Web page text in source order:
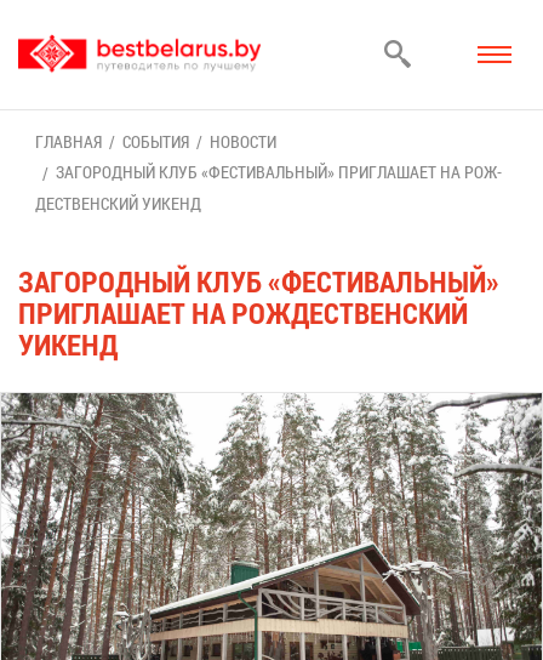
ГЛАВ­НАЯ СО­БЫ­ТИЯ
НО­ВО­СТИ
ЗА­ГО­РОД­НЫЙ КЛУБ «ФЕ­СТИ­ВАЛЬ­НЫЙ» ПРИ­ГЛА­ША­ЕТ НА РОЖ­
ДЕ­СТВЕН­СКИЙ УИ­КЕНД
ЗА­ГО­РОД­НЫЙ КЛУБ «ФЕ­СТИ­ВАЛЬ­НЫЙ»
ПРИ­ГЛА­ША­ЕТ НА РОЖ­ДЕ­СТВЕН­СКИЙ
УИ­КЕНД